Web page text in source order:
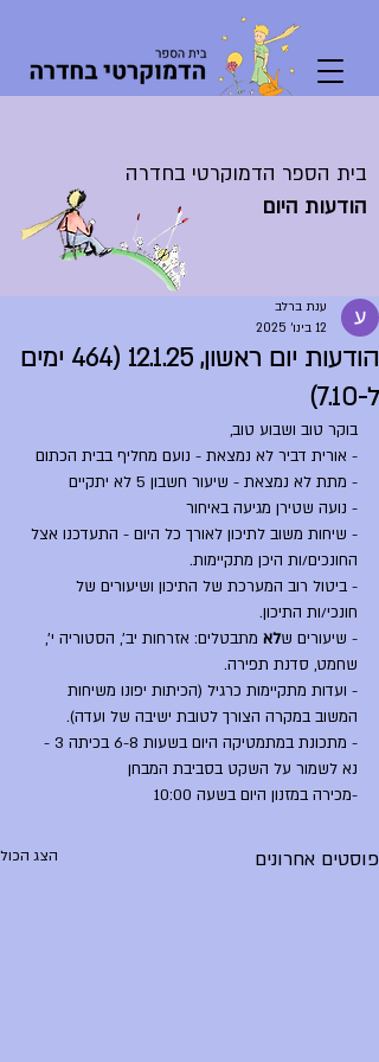
בית הספר הדמוקרטי בחדרה
הודעות היום
הודעות יום ראשון, 12.1.25 (464 ימים
ל-7.10)
ענת ברלב
12 בינו׳ 2025
בוקר טוב ושבוע טוב,
- אורית דביר לא נמצאת - נועם מחליף בבית הכתום
- מתת לא נמצאת - שיעור חשבון 5 לא יתקיים
- נועה שטירן מגיעה באיחור
- שיחות משוב לתיכון לאורך כל היום - התעדכנו אצל
החונכים/ות היכן מתקיימות.
- ביטול רוב המערכת של התיכון ושיעורים של
חונכי/ות התיכון.
- שיעורים שלא מתבטלים: אזרחות יב', הסטוריה י',
שחמט, סדנת תפירה.
- ועדות מתקיימות כרגיל (הכיתות יפונו משיחות
המשוב במקרה הצורך לטובת ישיבה של ועדה).
- מתכונת במתמטיקה היום בשעות 6-8 בכיתה 3 -
נא לשמור על השקט בסביבת המבחן
-מכירה במזנון היום בשעה 10:00
פוסטים אחרונים הצג הכול